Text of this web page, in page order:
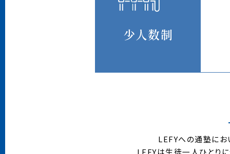
少人数制
LEFYへの通塾に
LEFYは生徒一人ひとり